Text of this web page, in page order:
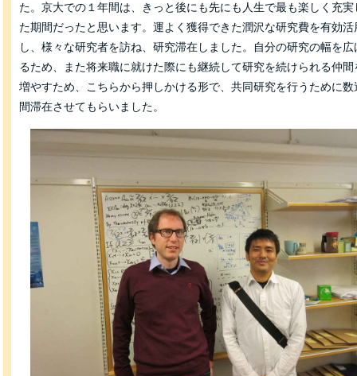
た。京大での１年間は、きっと後にも先にも人生で最も楽しく充実
た期間だったと思います。運よく獲得できた潤沢な研究費を有効活
し、様々な研究者を訪ね、研究滞在しました。自分の研究の幅を広
るため、また将来職に就けた際にも継続して研究を続けられる仲間
増やすため、こちらから押しかける形で、共同研究を行うために数
間滞在させてもらいました。